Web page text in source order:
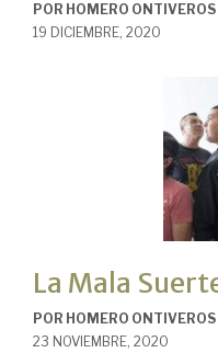
POR HOMERO ONTIVEROS
19 DICIEMBRE, 2020
La Mala
POR HOMERO ONTIVEROS
23 NOVIEMBRE, 2020